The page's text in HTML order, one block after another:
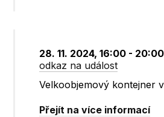
28. 11. 2024, 16:00 - 20:00
odkaz na událost
Velkoobjemový kontejner
Přejít na více informací